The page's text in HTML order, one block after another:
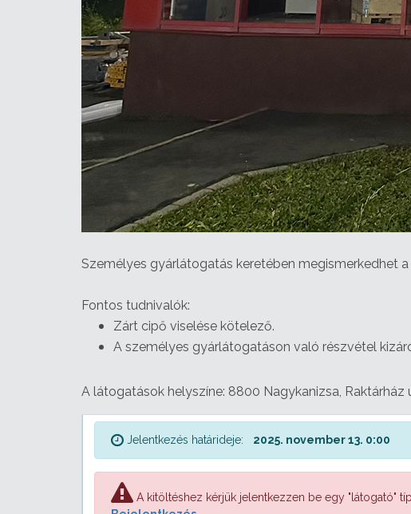
Személyes gyárlátogatás keretében megismerkedhet
Fontos tudnivalók:
Zárt cipő viselése kötelező.
A személyes gyárlátogatáson való részvétel
A látogatások helyszíne: 8800 Nagykanizsa, Raktárház
Jelentkezés határideje: 2025. november 13. 0:00
A kitöltéshez kérjük jelentkezzen be egy "látogató"